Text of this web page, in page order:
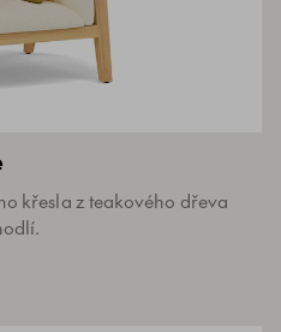
křesla z teakového dřeva